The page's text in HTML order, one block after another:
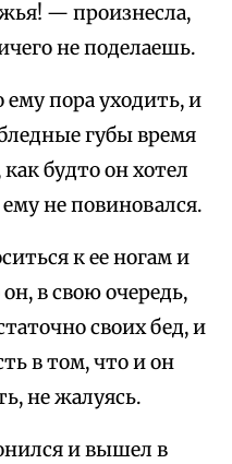
— произнесла,
не поделаешь.
ему пора уходить, и
губы время
будто он хотел
не повиновался.
к ее ногам и
в свою очередь,
своих бед, и
в том, что и он
не жалуясь.
и вышел в